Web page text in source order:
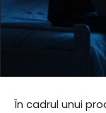
În cadrul unui